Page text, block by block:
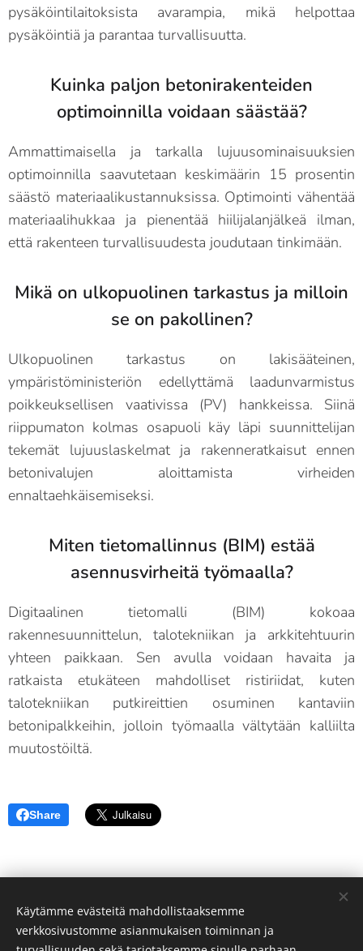
pysäköintilaitoksista avarampia, mikä helpottaa
pysäköintiä ja parantaa turvallisuutta.
Kuinka paljon betonirakenteiden
optimoinnilla voidaan säästää?
Ammattimaisella ja tarkalla lujuusominaisuuksien
optimoinnilla saavutetaan keskimäärin 15 prosentin
säästö materiaalikustannuksissa. Optimointi vähentää
materiaalihukkaa ja pienentää hiilijalanjälkeä ilman,
että rakenteen turvallisuudesta joudutaan tinkimään.
Mikä on ulkopuolinen tarkastus ja milloin
se on pakollinen?
Ulkopuolinen tarkastus on lakisääteinen,
ympäristöministeriön edellyttämä laadunvarmistus
poikkeuksellisen vaativissa (PV) hankkeissa. Siinä
riippumaton kolmas osapuoli käy läpi suunnittelijan
tekemät lujuuslaskelmat ja rakenneratkaisut ennen
betonivalujen aloittamista virheiden
ennaltaehkäisemiseksi.
Miten tietomallinnus (BIM) estää
asennusvirheitä työmaalla?
Digitaalinen tietomalli (BIM) kokoaa
rakennesuunnittelun, talotekniikan ja arkkitehtuurin
yhteen paikkaan. Sen avulla voidaan havaita ja
ratkaista etukäteen mahdolliset ristiriidat, kuten
talotekniikan putkireittien osuminen kantaviin
betonipalkkeihin, jolloin työmaalla vältytään kalliilta
muutostöiltä.
Share
Copyright © 2026 RakenneStudio Oy | Structural Studio Ltd. All
rights reserved.
Käytämme evästeitä mahdollistaaksemme
verkkosivustomme asianmukaisen toiminnan ja